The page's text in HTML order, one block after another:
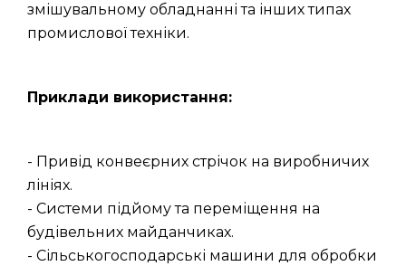
змішувальному обладнанні та інших типах
промислової техніки.
Приклади використання:
- Привід конвеєрних стрічок на виробничих
лініях.
- Системи підйому та переміщення на
будівельних майданчиках.
- Сільськогосподарські машини для обробки